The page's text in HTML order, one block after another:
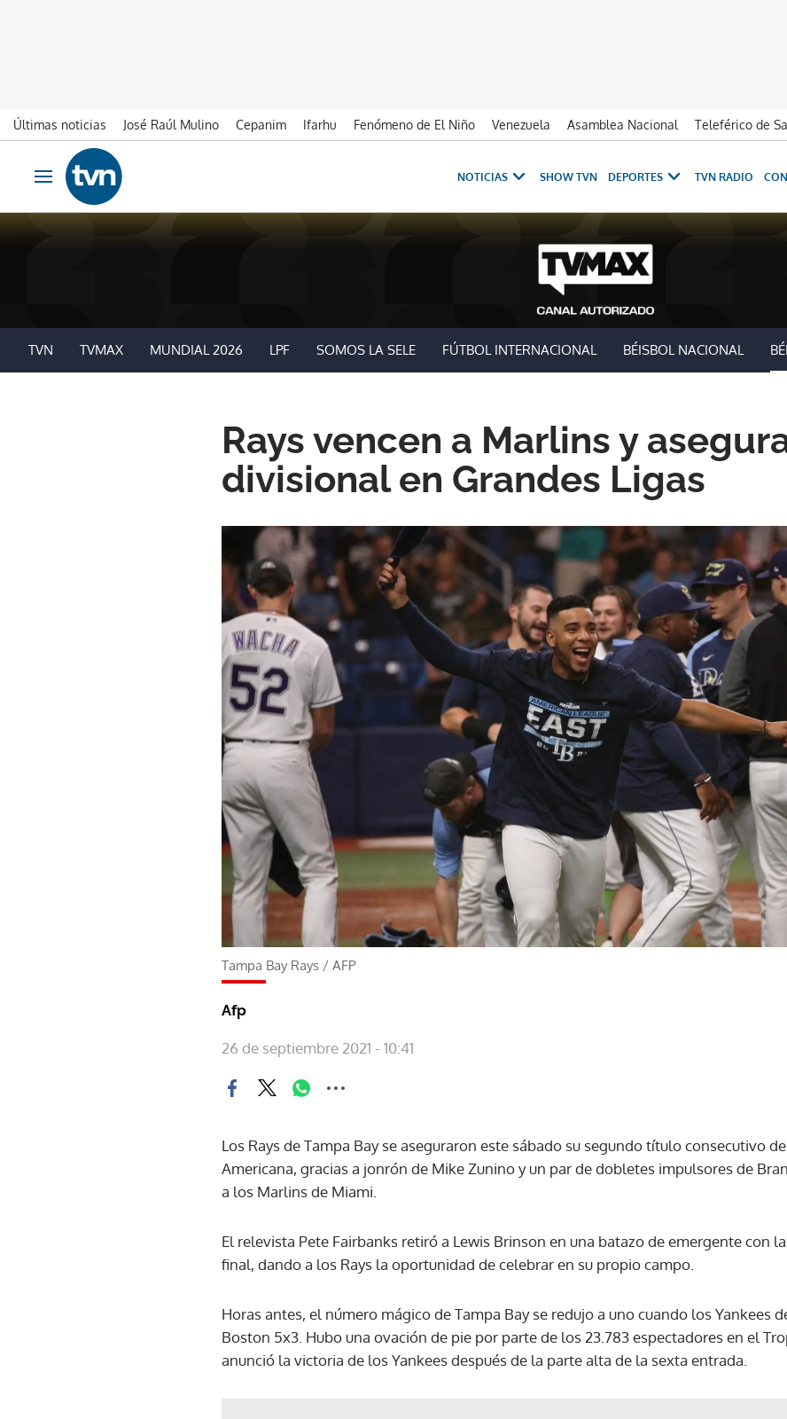
Últimas noticias José Raúl Mulino Cepanim Ifarhu Fenómeno de El Niño Venezuela Asamblea Nacional Teleférico de
Ir al contenido
Obrir navegació
NOTICIAS SHOW TVN DEPORTES TVN RADIO
TVN TVMAX MUNDIAL 2026 LPF SOMOS LA SELE FÚTBOL INTERNACIONAL BÉISBOL NACIONAL
Rays vencen a Marlins y
divisional en Grandes Ligas
Tampa Bay Rays / AFP
Afp
26 de septiembre 2021 - 10:41
Los Rays de Tampa Bay se aseguraron este sábado su segundo título consecutivo
Americana, gracias a jonrón de Mike Zunino y un par de dobletes impulsores de
a los Marlins de Miami.
El relevista Pete Fairbanks retiró a Lewis Brinson en una batazo de emergente con
final, dando a los Rays la oportunidad de celebrar en su propio campo.
Horas antes, el número mágico de Tampa Bay se redujo a uno cuando los Yankees
Boston 5x3. Hubo una ovación de pie por parte de los 23.783 espectadores en el
anunció la victoria de los Yankees después de la parte alta de la sexta entrada.